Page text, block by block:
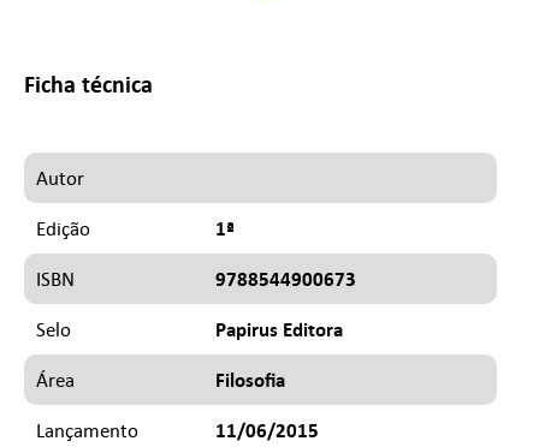
Ficha técnica
Autor
Edição 1ª
ISBN 9788544900673
Selo Papirus Editora
Área Filosofia
Lançamento 11/06/2015